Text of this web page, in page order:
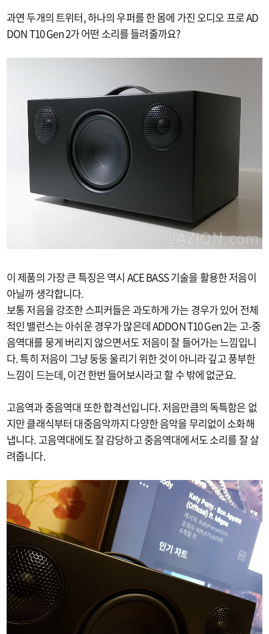
과연 두개의 트위터, 하나의 우퍼를 한 몸에 가진 오디오 프로 AD
DON T10 Gen 2가 어떤 소리를 들려줄까요?
이 제품의 가장 큰 특징은 역시 ACE BASS 기술을 활용한 저음이
아닐까 생각합니다.
보통 저음을 강조한 스피커들은 과도하게 가는 경우가 있어 전체
적인 밸런스는 아쉬운 경우가 많은데 ADDON T10 Gen 2는 고-중
음역대를 뭉게 버리지 않으면서도 저음이 잘 들어가는 느낌입니
다. 특히 저음이 그냥 둥둥 울리기 위한 것이 아니라 깊고 풍부한
느낌이 드는데, 이건 한번 들어보시라고 할 수 밖에 없군요.
고음역과 중음역대 또한 합격선입니다. 저음만큼의 독특함은 없
지만 클래식부터 대중음악까지 다양한 음악을 무리없이 소화해
냅니다. 고음역대에도 잘 감당하고 중음역대에서도 소리를 잘 살
려줍니다.